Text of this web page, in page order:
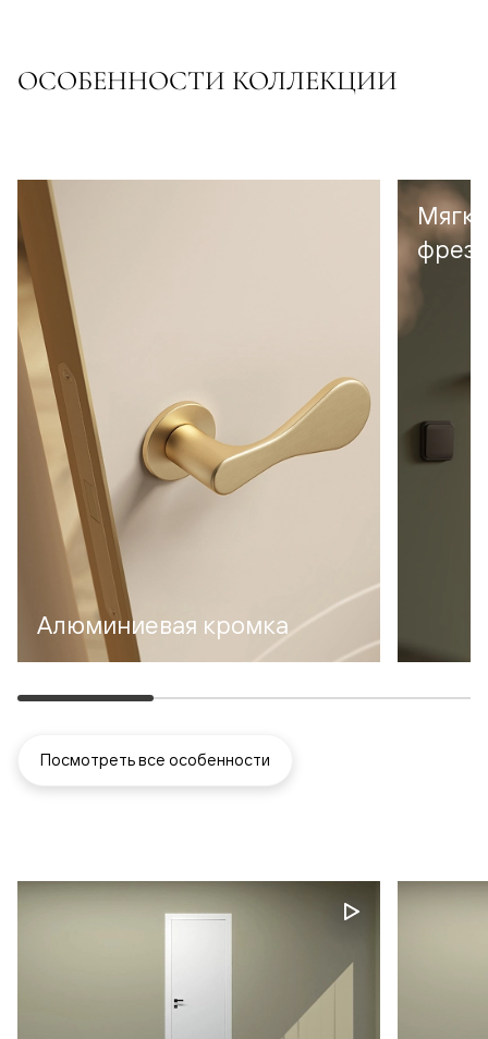
ОСОБЕННОСТИ КОЛЛЕКЦИИ
Алюминиевая кромка
Посмотреть все особенности